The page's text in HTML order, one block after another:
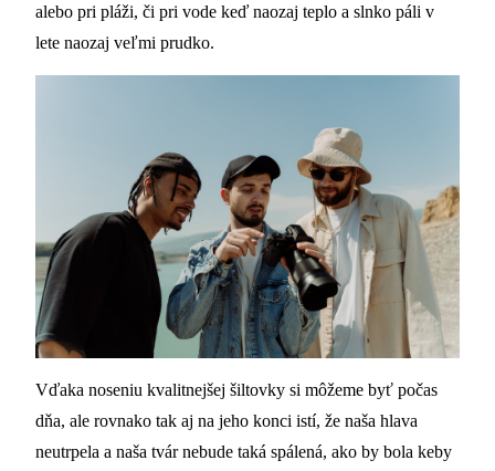
alebo pri pláži, či pri vode keď naozaj teplo a slnko páli v
lete naozaj veľmi prudko.
Vďaka noseniu kvalitnejšej šiltovky si môžeme byť počas
dňa, ale rovnako tak aj na jeho konci istí, že naša hlava
neutrpela a naša tvár nebude taká spálená, ako by bola keby